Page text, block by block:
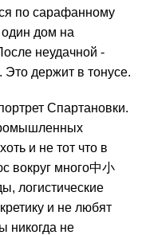
по сарафанному
дом на
неудачной -
держит в тонусе.
Спартановки.
и не тот что в
вокруг много中小
логистические
и не любят
никогда не